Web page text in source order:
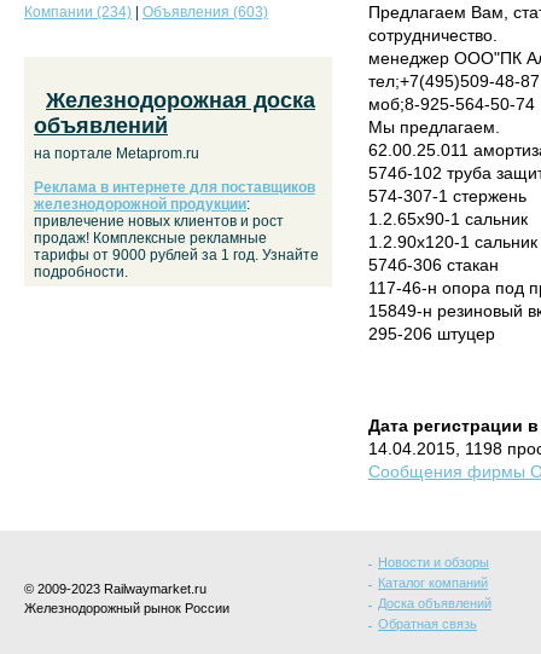
Предлагаем Вам,
сотрудничество.
менеджер ООО"ПК
тел;+7(495)509-48-87
моб;8-925-564-50-74
Мы предлагаем.
62.00.25.011
574б-102 труба
574-307-1 стержень
1.2.65х90-1 сальник
1.2.90х120-1 сальник
574б-306 стакан
117-46-н опора под
15849-н резиновый
295-206 штуцер
Дата регистрации в
14.04.2015, 1198
Сообщения фирмы
Компании (234)
Объявления (603)
Железнодорожная доска
объявлений
на портале Metaprom.ru
Реклама в интернете для поставщиков
железнодорожной продукции:
привлечение новых клиентов и рост
продаж! Комплексные рекламные
тарифы от 9000 рублей за 1 год. Узнайте
подробности.
© 2009-2023 Railwaymarket.ru
Железнодорожный рынок России
Новости и обзоры
Каталог компаний
Доска объявлений
Обратная связь